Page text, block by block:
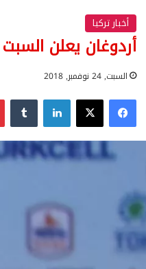
أخبار تركيا
أردوغان يعلن
السبت, 24 نوفمبر, 2018
فيسبوك‫X لينكدإن